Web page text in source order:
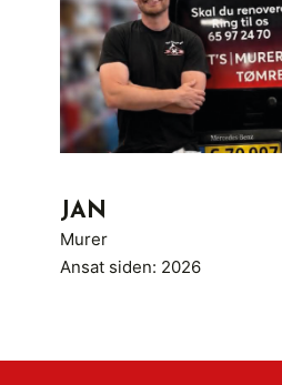
JAN
Murer
Ansat siden: 2026